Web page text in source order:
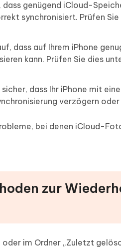
dass genügend iCloud-
synchronisiert. Prüfen
dass auf Ihrem iPhone
kann. Prüfen Sie dies
dass Ihr iPhone mit
verzögern
bei denen iCloud-
zur
im Ordner „Zuletzt